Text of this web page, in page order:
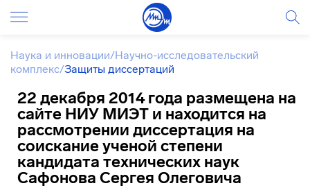
Наука и инновации/Научно-исследовательский
комплекс/Защиты диссертаций
22 декабря 2014 года размещена на
сайте НИУ МИЭТ и находится на
рассмотрении диссертация на
соискание ученой степени
кандидата технических наук
Сафонова Сергея Олеговича